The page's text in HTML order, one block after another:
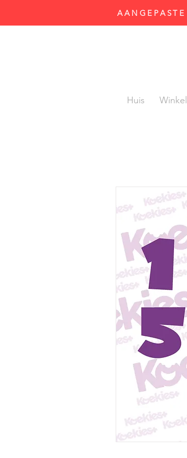
Huis